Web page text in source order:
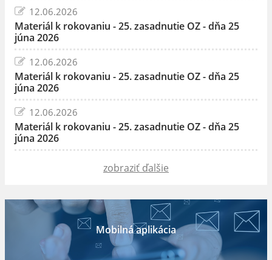
12.06.2026
Materiál k rokovaniu - 25. zasadnutie OZ - dňa 25
júna 2026
12.06.2026
Materiál k rokovaniu - 25. zasadnutie OZ - dňa 25
júna 2026
12.06.2026
Materiál k rokovaniu - 25. zasadnutie OZ - dňa 25
júna 2026
zobraziť ďalšie
Mobilná aplikácia